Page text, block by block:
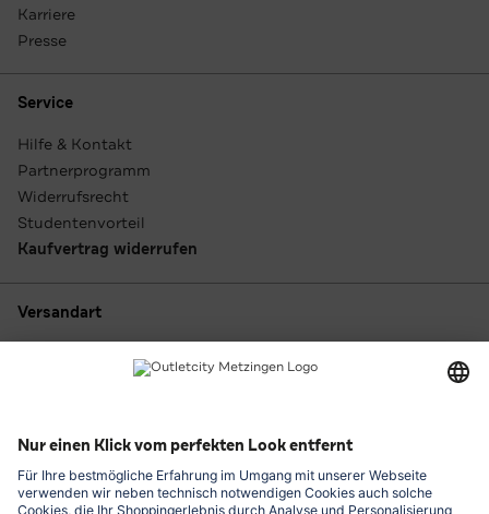
Karriere
Presse
Service
Hilfe & Kontakt
Partnerprogramm
Widerrufsrecht
Studentenvorteil
Kaufvertrag widerrufen
Versandart